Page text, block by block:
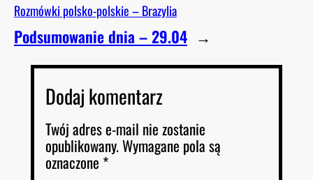
Rozmówki polsko-polskie – Brazylia
Podsumowanie dnia – 29.04 →
Dodaj komentarz
Twój adres e-mail nie zostanie
opublikowany.Wymagane pola są
oznaczone *